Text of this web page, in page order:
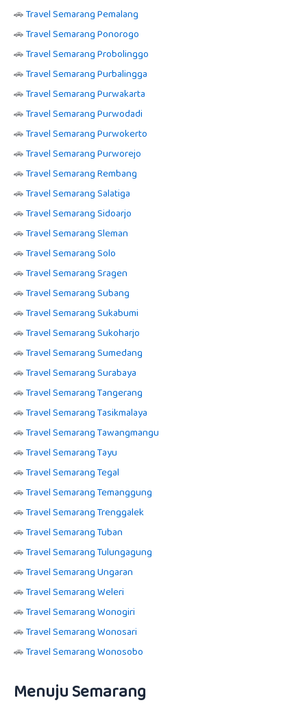
🚗Travel Semarang Pemalang
🚗Travel Semarang Ponorogo
🚗Travel Semarang Probolinggo
🚗Travel Semarang Purbalingga
🚗Travel Semarang Purwakarta
🚗Travel Semarang Purwodadi
🚗Travel Semarang Purwokerto
🚗Travel Semarang Purworejo
🚗Travel Semarang Rembang
🚗Travel Semarang Salatiga
🚗Travel Semarang Sidoarjo
🚗Travel Semarang Sleman
🚗Travel Semarang Solo
🚗Travel Semarang Sragen
🚗Travel Semarang Subang
🚗Travel Semarang Sukabumi
🚗Travel Semarang Sukoharjo
🚗Travel Semarang Sumedang
🚗Travel Semarang Surabaya
🚗Travel Semarang Tangerang
🚗Travel Semarang Tasikmalaya
🚗Travel Semarang Tawangmangu
🚗Travel Semarang Tayu
🚗Travel Semarang Tegal
🚗Travel Semarang Temanggung
🚗Travel Semarang Trenggalek
🚗Travel Semarang Tuban
🚗Travel Semarang Tulungagung
🚗Travel Semarang Ungaran
🚗Travel Semarang Weleri
🚗Travel Semarang Wonogiri
🚗Travel Semarang Wonosari
🚗Travel Semarang Wonosobo
Menuju Semarang